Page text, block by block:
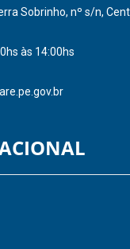
Sobrinho, nº s/n,
às 14:00hs